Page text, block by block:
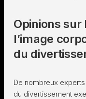
Opinions sur
l’image
du
De nombreux
du divertissement